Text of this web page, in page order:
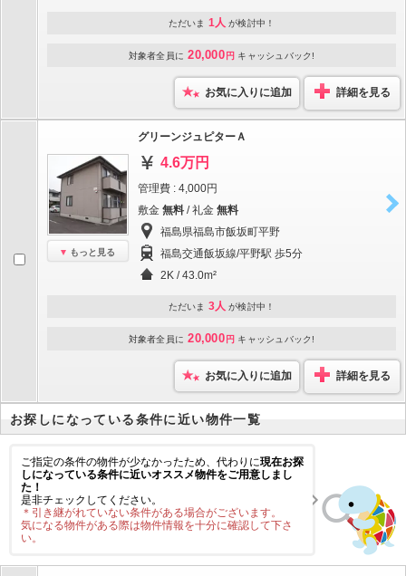
ただいま 1人 が検討中！
対象者全員に 20,000 円 キャッシュバック!
お気に入りに追加 詳細を見る
もっと見る
グリーンジュピターＡ
4.6万円
管理費 : 4,000円
敷金 無料 / 礼金 無料
福島県福島市飯坂町平野
福島交通飯坂線/平野駅 歩5分
2K / 43.0m²
ただいま 3人 が検討中！
対象者全員に 20,000 円 キャッシュバック!
お気に入りに追加 詳細を見る
お探しになっている条件に近い物件一覧
ご指定の条件の物件が少なかったため、代わりに現在お探
しになっている条件に近いオススメ物件をご用意しまし
た！
是非チェックしてください。
＊引き継がれていない条件がある場合がございます。
気になる物件がある際は物件情報を十分に確認して下さ
い。